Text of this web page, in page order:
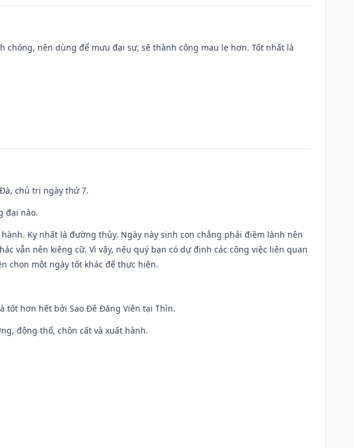
nên dùng để mưu đại sự, sẽ thành công mau lẹ hơn. Tốt nhất là
chủ trị ngày thứ 7.
đại nào.
Kỵ nhất là đường thủy. Ngày này sinh con chẳng phải điềm lành nên
vẫn nên kiêng cữ. Vì vậy, nếu quý bạn có dự định các công việc liên quan
chọn một ngày tốt khác để thực hiện.
tốt hơn hết bởi Sao Đê Đăng Viên tại Thìn.
động thổ, chôn cất và xuất hành.